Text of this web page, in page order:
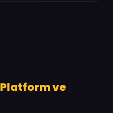
Platform ve